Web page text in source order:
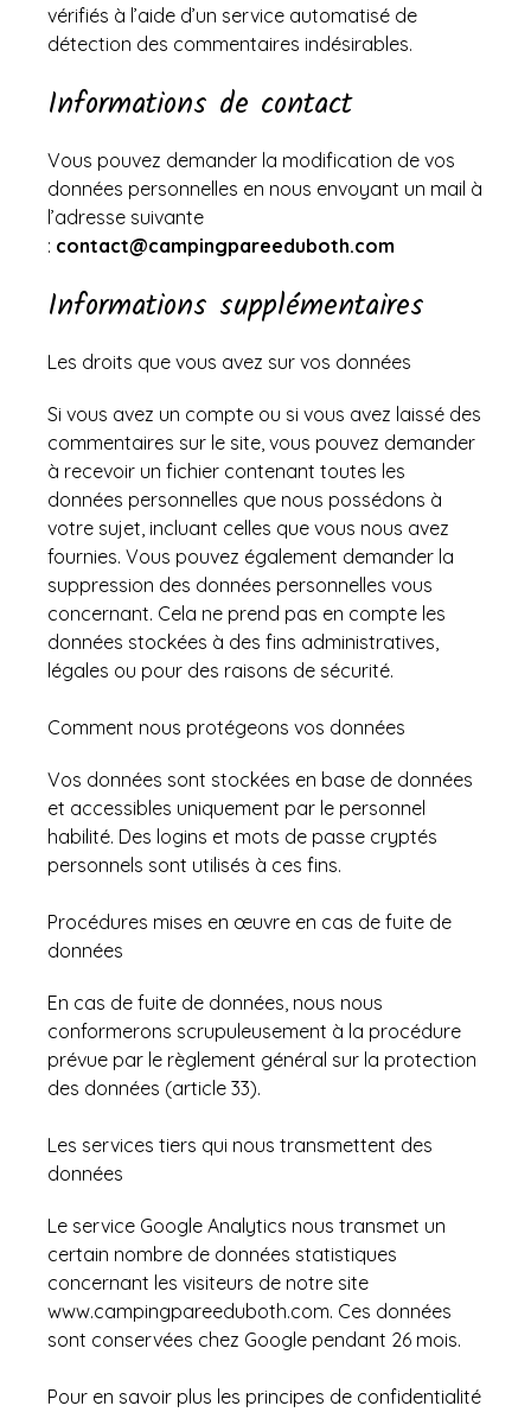
vérifiés à l’aide d’un service automatisé de
détection des commentaires indésirables.
Informations de contact
Vous pouvez demander la modification de vos
données personnelles en nous envoyant un mail à
l’adresse suivante
: contact@campingpareeduboth.com
Informations supplémentaires
Les droits que vous avez sur vos données
Si vous avez un compte ou si vous avez laissé des
commentaires sur le site, vous pouvez demander
à recevoir un fichier contenant toutes les
données personnelles que nous possédons à
votre sujet, incluant celles que vous nous avez
fournies. Vous pouvez également demander la
suppression des données personnelles vous
concernant. Cela ne prend pas en compte les
données stockées à des fins administratives,
légales ou pour des raisons de sécurité.
Comment nous protégeons vos données
Vos données sont stockées en base de données
et accessibles uniquement par le personnel
habilité. Des logins et mots de passe cryptés
personnels sont utilisés à ces fins.
Procédures mises en œuvre en cas de fuite de
données
En cas de fuite de données, nous nous
conformerons scrupuleusement à la procédure
prévue par le règlement général sur la protection
des données (article 33).
Les services tiers qui nous transmettent des
données
Le service Google Analytics nous transmet un
certain nombre de données statistiques
concernant les visiteurs de notre site
www.campingpareeduboth.com. Ces données
sont conservées chez Google pendant 26 mois.
Pour en savoir plus les principes de confidentialité